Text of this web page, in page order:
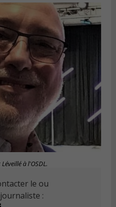
à l'OSDL.
le ou
: